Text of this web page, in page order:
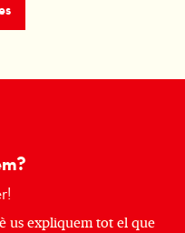
us expliquem tot el que